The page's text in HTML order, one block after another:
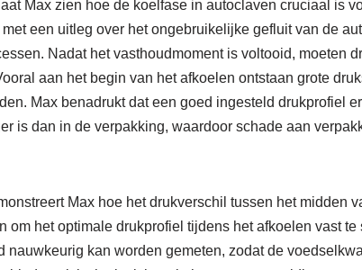
laat Max zien hoe de koelfase in autoclaven cruciaal is
een uitleg over het ongebruikelijke gefluit van de
Nadat het vasthoudmoment is voltooid, moeten
aan het begin van het afkoelen ontstaan grote
Max benadrukt dat een goed ingesteld drukprofiel
is dan in de verpakking, waardoor schade aan
Max hoe het drukverschil tussen het midden
om het optimale drukprofiel tijdens het afkoelen vast
nauwkeurig kan worden gemeten, zodat de